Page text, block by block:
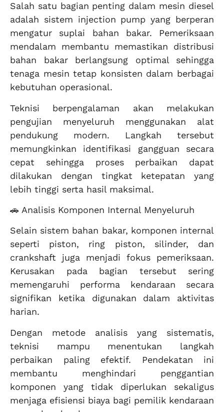
Salah satu bagian penting dalam mesin diesel
adalah sistem injection pump yang berperan
mengatur suplai bahan bakar. Pemeriksaan
mendalam membantu memastikan distribusi
bahan bakar berlangsung optimal sehingga
tenaga mesin tetap konsisten dalam berbagai
kebutuhan operasional.
Teknisi berpengalaman akan melakukan
pengujian menyeluruh menggunakan alat
pendukung modern. Langkah tersebut
memungkinkan identifikasi gangguan secara
cepat sehingga proses perbaikan dapat
dilakukan dengan tingkat ketepatan yang
lebih tinggi serta hasil maksimal.
🚗 Analisis Komponen Internal Menyeluruh
Selain sistem bahan bakar, komponen internal
seperti piston, ring piston, silinder, dan
crankshaft juga menjadi fokus pemeriksaan.
Kerusakan pada bagian tersebut sering
memengaruhi performa kendaraan secara
signifikan ketika digunakan dalam aktivitas
harian.
Dengan metode analisis yang sistematis,
teknisi mampu menentukan langkah
perbaikan paling efektif. Pendekatan ini
membantu menghindari penggantian
komponen yang tidak diperlukan sekaligus
menjaga efisiensi biaya bagi pemilik kendaraan